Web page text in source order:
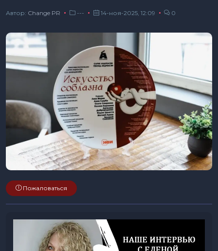
Автор: Сhange PR --- 14-ноя-2025, 12:09 0
Пожаловаться